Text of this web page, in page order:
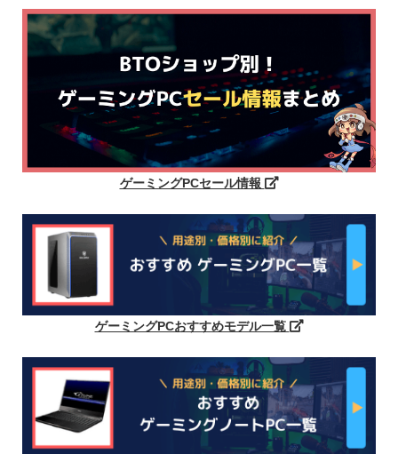
ゲーミングPCセール情報
ゲーミングPCおすすめモデル一覧